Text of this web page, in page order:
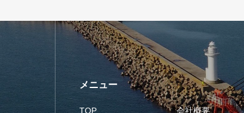
メニュー
TOP 会社概要